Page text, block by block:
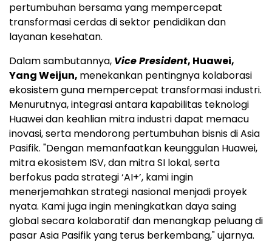
pertumbuhan bersama yang mempercepat
transformasi cerdas di sektor pendidikan dan
layanan kesehatan.
Dalam sambutannya, Vice President, Huawei,
Yang Weijun, menekankan pentingnya kolaborasi
ekosistem guna mempercepat transformasi industri.
Menurutnya, integrasi antara kapabilitas teknologi
Huawei dan keahlian mitra industri dapat memacu
inovasi, serta mendorong pertumbuhan bisnis di Asia
Pasifik. "Dengan memanfaatkan keunggulan Huawei,
mitra ekosistem ISV, dan mitra SI lokal, serta
berfokus pada strategi ‘AI+’, kami ingin
menerjemahkan strategi nasional menjadi proyek
nyata. Kami juga ingin meningkatkan daya saing
global secara kolaboratif dan menangkap peluang di
pasar Asia Pasifik yang terus berkembang," ujarnya.